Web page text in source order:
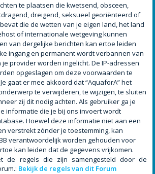
te plaatsen die kwetsend, obsceen,
dreigend, seksueel georiënteerd of
die de wetten van je eigen land, het land
of internationale wetgeving kunnen
van dergelijke berichten kan ertoe leiden
ingang en permanent wordt verbannen van
provider worden ingelicht. De IP-adressen
opgeslagen om deze voorwaarden te
gaat er mee akkoord dat “AquaforA” het
te verwijderen, te wijzigen, te sluiten
zij dit nodig achten. Als gebruiker ga je
informatie die je bij ons invoert wordt
Hoewel deze informatie niet aan een
verstrekt zónder je toestemming, kan
verantwoordelijk worden gehouden voor
kan leiden dat de gegevens vrijkomen.
de regels die zijn samengesteld door de
Bekijk de regels van dit Forum